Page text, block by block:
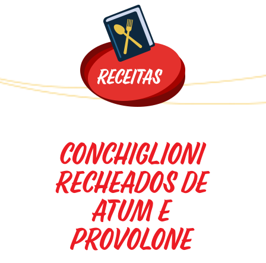
CONCHIGLIONI
RECHEADOS DE
ATUM E
PROVOLONE